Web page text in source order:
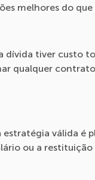
melhores do
dívida tiver custo
qualquer
válida é
ou a